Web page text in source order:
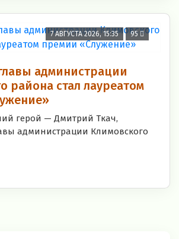
7 АВГУСТА 2026, 15:35 95
администрации
района стал лауреатом
герой — Дмитрий Ткач,
администрации Климовского